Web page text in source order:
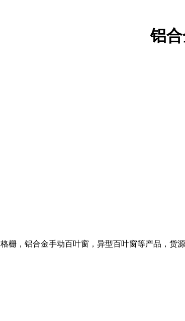
铝合
，铝合金手动百叶窗，异型百叶窗等产品，货源